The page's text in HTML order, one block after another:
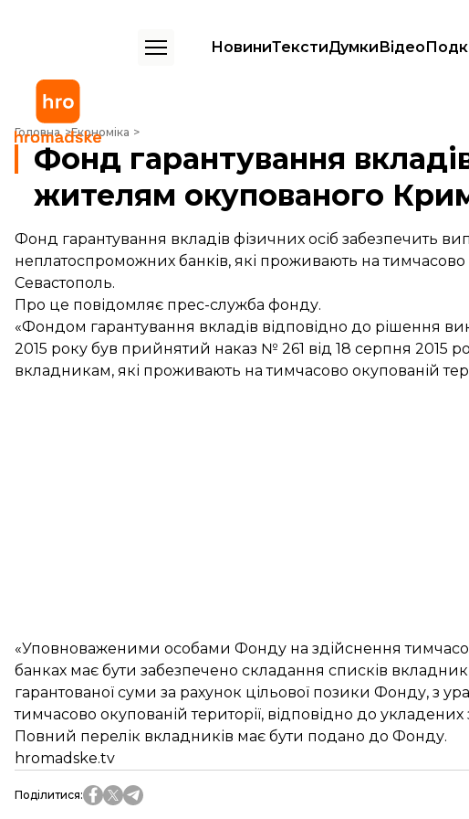
НовиниТекстиДумкиВідео
Головна Економіка
Фонд гарантування вкладів поверне гроші жителям окупованого Криму
Фонд гарантування
жителям окупованого
Фонд гарантування вкладів фізичних осіб забезпечить
неплатоспроможних банків, які проживають на тимчасово
Севастополь.
Про це повідомляє прес-служба фонду.
«Фондом гарантування вкладів відповідно до рішення
2015 року був прийнятий наказ № 261 від 18 серпня 2015
вкладникам, які проживають на тимчасово окупованій
«Уповноваженими особами Фонду на здійснення
банках має бути забезпечено складання списків
гарантованої суми за рахунок цільової позики Фонду, з
тимчасово окупованій території, відповідно до
Повний перелік вкладників має бути подано до Фонду.
hromadske.tv
Поділитися: